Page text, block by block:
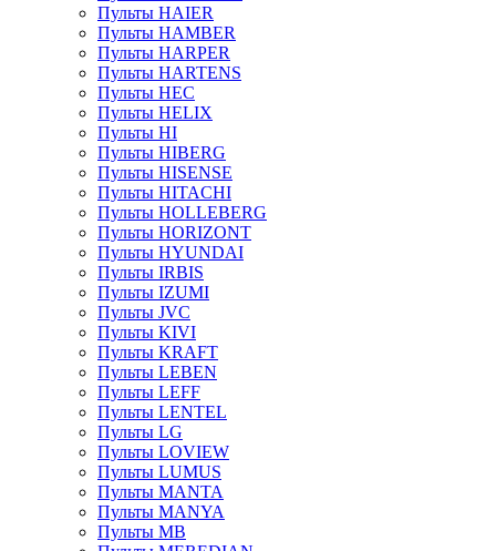
Пульты HAIER
Пульты HAMBER
Пульты HARPER
Пульты HARTENS
Пульты HEC
Пульты HELIX
Пульты HI
Пульты HIBERG
Пульты HISENSE
Пульты HITACHI
Пульты HOLLEBERG
Пульты HORIZONT
Пульты HYUNDAI
Пульты IRBIS
Пульты IZUMI
Пульты JVC
Пульты KIVI
Пульты KRAFT
Пульты LEBEN
Пульты LEFF
Пульты LENTEL
Пульты LG
Пульты LOVIEW
Пульты LUMUS
Пульты MANTA
Пульты MANYA
Пульты MB